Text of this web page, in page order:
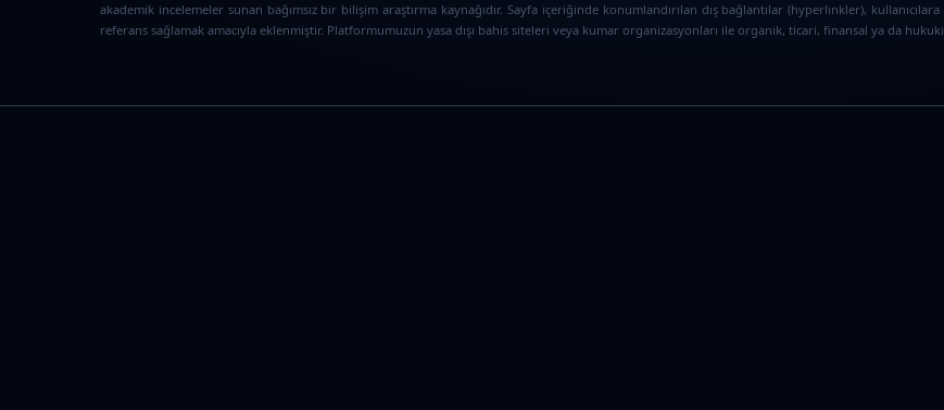
akademik incelemeler sunan bağımsız bir bilişim araştırma kaynağıdır. Sayfa içeriğinde konumlandırılan dış bağlantılar (hyperlinkler),
referans sağlamak amacıyla eklenmiştir. Platformumuzun yasa dışı bahis siteleri veya kumar organizasyonları ile organik, ticari, finansal ya da